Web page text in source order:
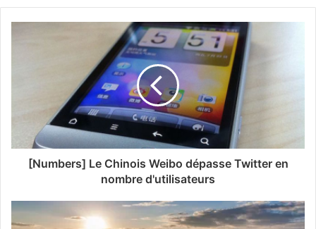
[Numbers] Le Chinois Weibo dépasse Twitter en
nombre d'utilisateurs